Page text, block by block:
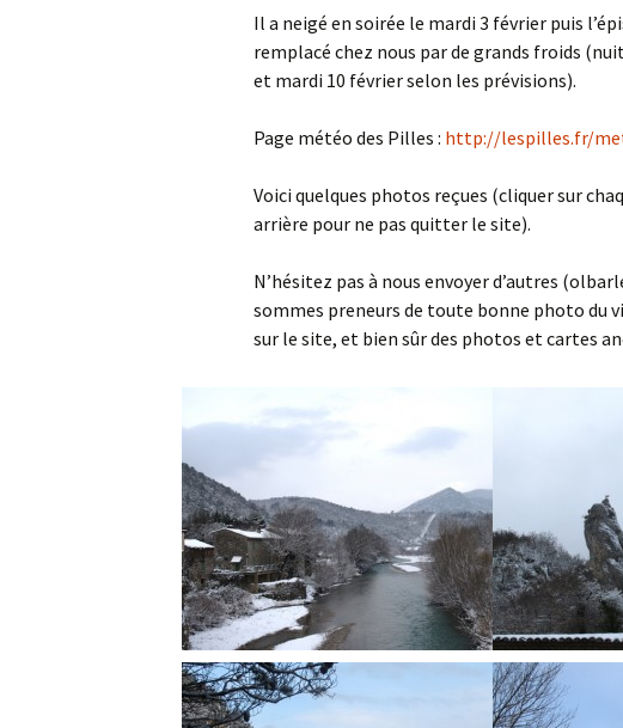
Arrêtés
Il a neigé en soirée le mardi 3 février puis
remplacé chez nous par de grands froids
et mardi 10 février selon les prévisions).
Page météo des Pilles : http://lespilles.fr/
Voici quelques photos reçues (cliquer sur
arrière pour ne pas quitter le site).
N’hésitez pas à nous envoyer d’autres
sommes preneurs de toute bonne photo du
sur le site, et bien sûr des photos et cartes